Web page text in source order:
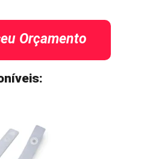
Orçamento